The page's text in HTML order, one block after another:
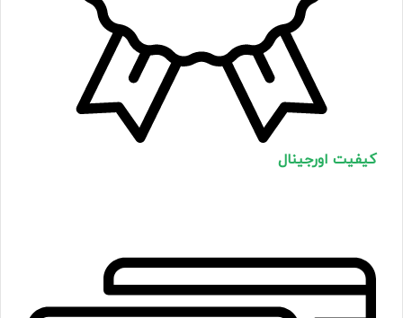
کیفیت اورجینال